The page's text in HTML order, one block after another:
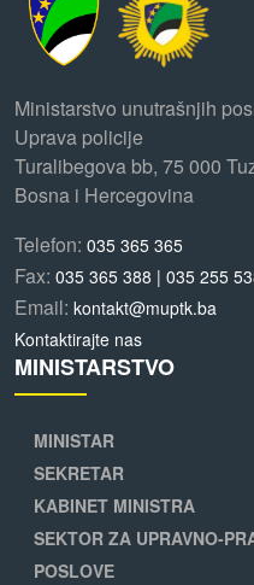
Ministarstvo unutrašnjih
Uprava policije
Turalibegova bb, 75 000
Bosna i Hercegovina
Telefon: 035 365 365
Fax: 035 365 388 | 035 255
Email: kontakt@muptk.ba
Kontaktirajte nas
MINISTARSTVO
MINISTAR
SEKRETAR
KABINET MINISTRA
SEKTOR ZA UPRAVNO-
POSLOVE